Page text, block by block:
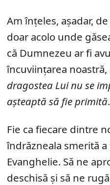
Am înțeles, așadar,
doar acolo unde
că Dumnezeu ar fi
încuviințarea
dragostea Lui nu se
așteaptă să fie primită.
Fie ca fiecare dintre
îndrăzneala smerită
Evanghelie. Să ne
deschisă și să ne